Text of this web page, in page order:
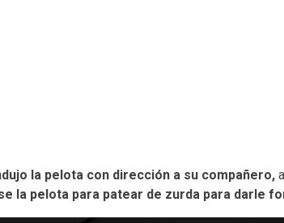
la pelota con dirección a su compañero,
la pelota para patear de zurda para darle